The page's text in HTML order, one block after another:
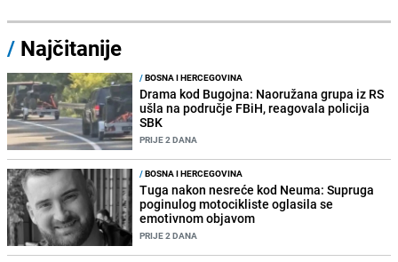
/ Najčitanije
/BOSNA I HERCEGOVINA
Drama kod Bugojna: Naoružana grupa iz RS
ušla na područje FBiH, reagovala policija
SBK
PRIJE 2 DANA
/BOSNA I HERCEGOVINA
Tuga nakon nesreće kod Neuma: Supruga
poginulog motocikliste oglasila se
emotivnom objavom
PRIJE 2 DANA